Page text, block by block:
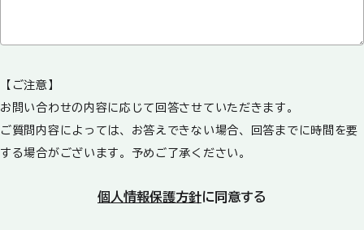
【ご注意】
お問い合わせの内容に応じて回答させていただきます。
ご質問内容によっては、お答えできない場合、回答までに時間を要
する場合がございます。予めご了承ください。
個人情報保護方針に同意する